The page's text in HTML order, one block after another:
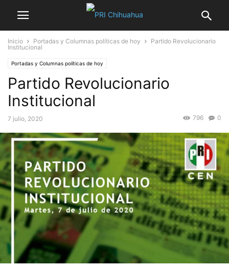
Inicio Portadas y Columnas políticas de hoy
Partido Revolucionario
Institucional
Portadas y Columnas políticas de hoy
Partido Revolucionario
Institucional
7 julio, 2020 0
796